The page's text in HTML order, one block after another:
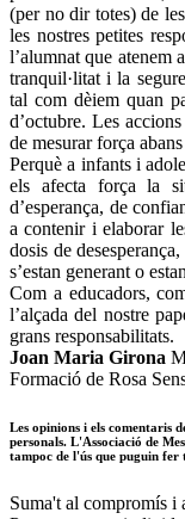
(per no dir totes) de
les nostres petites
l’alumnat que atenem
tranquil·litat i la
tal com dèiem quan
d’octubre. Les
de mesurar força
Perquè a infants i
els afecta força la
d’esperança, de
a contenir i elaborar
dosis de
s’estan generant o
Com a educadors,
l’alçada del nostre
grans responsabilitats.
Joan Maria Girona
Formació de Rosa
Les opinions i els comentaris
personals. L'Associació de
tampoc de l'ús que puguin fer
Suma't al compromís i